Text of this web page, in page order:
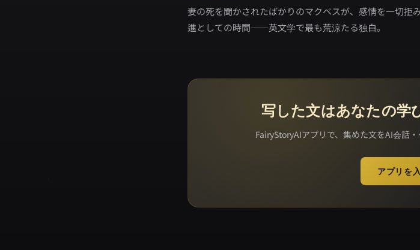
妻の死を聞かされたばかりのマクベスが、感情を一切拒
進としての時間――英文学で最も荒涼たる独白。
写した文はあなたの学
FairyStoryAIアプリで、集めた文をAI会話
アプリを